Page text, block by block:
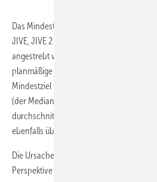
Das Mindestziel für die Verfügbarkeit der
JIVE, JIVE 2 und MEHRLIN ist größer 98
angestrebt werden. Dabei bleiben Zeiten
planmäßige Wartung unberücksichtigt.
Mindestziel von weniger als der Hälfte
(der Median liegt unter 98 %). Im Projekt
durchschnittlich deutlich verfügbarer, bei
ebenfalls über 98 Prozent.
Die Ursachen für geringe Verfügbarkeiten
Perspektive der Betankungseinheit, in